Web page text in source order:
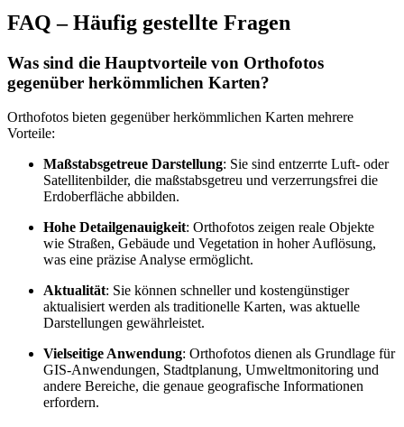
FAQ – Häufig gestellte Fragen
Was sind die Hauptvorteile von Orthofotos
gegenüber herkömmlichen Karten?
Orthofotos bieten gegenüber herkömmlichen Karten mehrere
Vorteile:
Maßstabsgetreue Darstellung: Sie sind entzerrte Luft- oder
Satellitenbilder, die maßstabsgetreu und verzerrungsfrei die
Erdoberfläche abbilden.
Hohe Detailgenauigkeit: Orthofotos zeigen reale Objekte
wie Straßen, Gebäude und Vegetation in hoher Auflösung,
was eine präzise Analyse ermöglicht.
Aktualität: Sie können schneller und kostengünstiger
aktualisiert werden als traditionelle Karten, was aktuelle
Darstellungen gewährleistet.
Vielseitige Anwendung: Orthofotos dienen als Grundlage für
GIS-Anwendungen, Stadtplanung, Umweltmonitoring und
andere Bereiche, die genaue geografische Informationen
erfordern.